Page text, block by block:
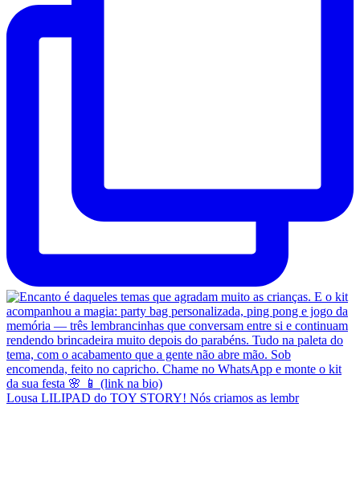
Lousa LILIPAD do TOY STORY! Nós criamos as lembr